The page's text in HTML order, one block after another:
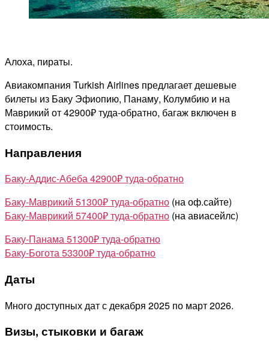
туда-
Алоха, пираты.
Авиакомпания Turkish Airlines предлагает дешевые
билеты из Баку Эфиопию, Панаму, Колумбию и на
Маврикий от 42900₽ туда-обратно, багаж включен в
стоимость.
Направления
Баку-Аддис-Абеба 42900₽ туда-обратно
Баку-Маврикий 51300₽ туда-обратно (на оф.сайте)
Баку-Маврикий 57400₽ туда-обратно (на авиасейлс)
Баку-Панама 51300₽ туда-обратно
Баку-Богота 53300₽ туда-обратно
Даты
Много доступных дат с декабря 2025 по март 2026.
Визы, стыковки и багаж